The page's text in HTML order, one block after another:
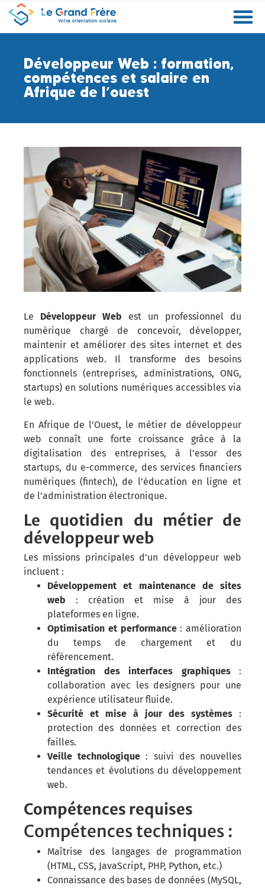
Développeur Web : formation,
compétences et salaire en
Afrique de l’ouest
Le Développeur Web est un professionnel du
numérique chargé de concevoir, développer,
maintenir et améliorer des sites internet et des
applications web. Il transforme des besoins
fonctionnels (entreprises, administrations, ONG,
startups) en solutions numériques accessibles via
le web.
En Afrique de l’Ouest, le métier de développeur
web connaît une forte croissance grâce à la
digitalisation des entreprises, à l’essor des
startups, du e-commerce, des services financiers
numériques (fintech), de l’éducation en ligne et
de l’administration électronique.
Le quotidien du métier de
développeur web
Les missions principales d’un développeur web
incluent :
Développement et maintenance de sites
web : création et mise à jour des
plateformes en ligne.
Optimisation et performance: amélioration
du temps de chargement et du
référencement.
Intégration des interfaces graphiques:
collaboration avec les designers pour une
expérience utilisateur fluide.
Sécurité et mise à jour des systèmes :
protection des données et correction des
failles.
Veille technologique : suivi des nouvelles
tendances et évolutions du développement
web.
Compétences requises
Compétences techniques :
Maîtrise des langages de programmation
(HTML, CSS, JavaScript, PHP, Python, etc.)
Connaissance des bases de données (MySQL,